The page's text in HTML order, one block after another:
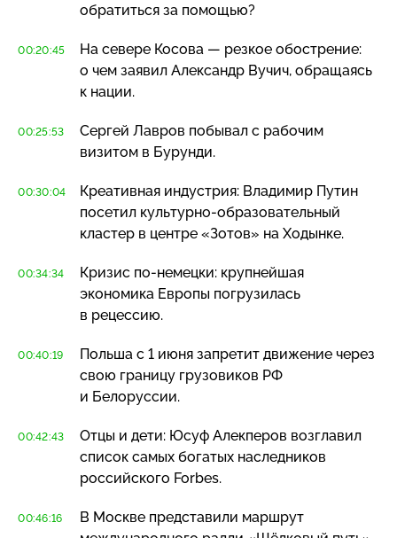
обратиться за помощью?
00:20:45
На севере Косова — резкое обострение:
о чем заявил Александр Вучич, обращаясь
к нации.
00:25:53
Сергей Лавров побывал с рабочим
визитом в Бурунди.
00:30:04
Креативная индустрия: Владимир Путин
посетил культурно-образовательный
кластер в центре «Зотов» на Ходынке.
00:34:34 Кризис по-немецки: крупнейшая
экономика Европы погрузилась
в рецессию.
00:40:19
Польша с 1 июня запретит движение через
свою границу грузовиков РФ
и Белоруссии.
00:42:43
Отцы и дети: Юсуф Алекперов возглавил
список самых богатых наследников
российского Forbes.
00:46:16
В Москве представили маршрут